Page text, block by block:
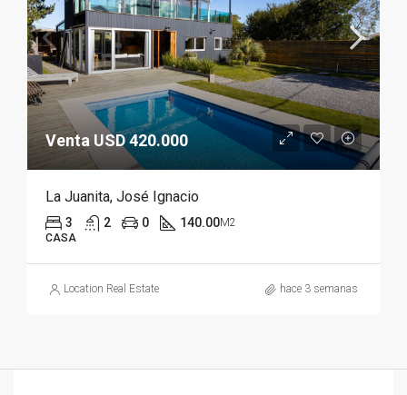
Venta USD 420.000
La Juanita, José Ignacio
3 2 0 140.00M2
CASA
Location Real Estate hace 3 semanas